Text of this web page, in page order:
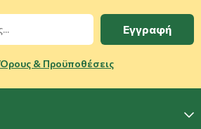
Εγγραφή
& Προϋποθέσεις